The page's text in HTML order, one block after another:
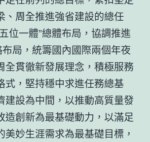
、周全推進強省建設的總任
位一體”總體布局，協調推進
布局，統籌國內國際兩個年夜
全貫徹新發展理念，積極服務
式，堅持穩中求進任務總基
建設為中間，以推動高質量發
造創新為最基礎動力，以滿足
美妙生涯需求為最基礎目標，